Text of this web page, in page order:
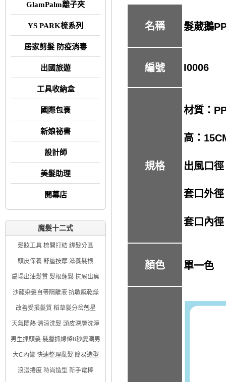
GlamPalm離子夾
YS PARK梳系列
居家剪髮 防疫消毒
出國旅遊
工具收納盒
國際包裹
新娘祕書
設計師
美髮助理
開幕店
魔髮十二式
髮妝工具 梳開打結 綁髮分區
頭皮保養 舒壓按摩 滋養髮根
扁塌出油髮質 髮根蓬鬆 抗屑出臭
沙龍染髮自帶隔離液 抗敏感乾燥
改善受損髮質 稻草髮分岔剋星
天氣悶熱 清涼洗髮 頭皮深層洗淨
男生抓頭髮 髮臘抓線條8秒變潮男
大C內彎 快速整理亂髮 簡易造型
浪漫捲度 時尚造型 新手電棒
名稱 髮葳鵝
編號 I0006
規格
材質：
高：
出風口
套口外
套口內
顏色 單一色